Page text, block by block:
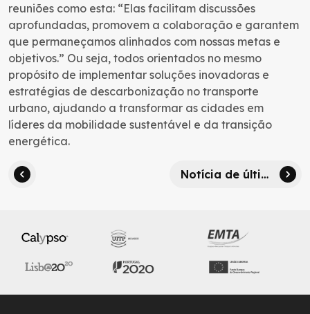
reuniões como esta: “Elas facilitam discussões
aprofundadas, promovem a colaboração e garantem
que permaneçamos alinhados com nossas metas e
objetivos.” Ou seja, todos orientados no mesmo
propósito de implementar soluções inovadoras e
estratégias de descarbonização no transporte
urbano, ajudando a transformar as cidades em
líderes da mobilidade sustentável e da transição
energética.
Notícia de última hora: a gratuitidade jovem já é para todos até aos 23 anos!